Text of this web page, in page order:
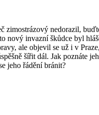
zimostrázový nedorazil,
nový invazní škůdce byl
ale objevil se už i v
šířit dál. Jak poznáte
jeho řádění bránit?